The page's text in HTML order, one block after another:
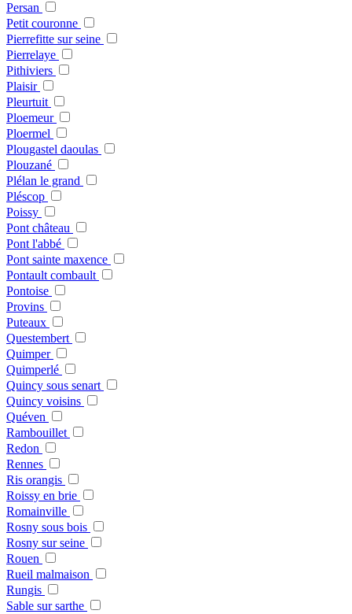
Persan
Petit couronne
Pierrefitte sur seine
Pierrelaye
Pithiviers
Plaisir
Pleurtuit
Ploemeur
Ploermel
Plougastel daoulas
Plouzané
Plélan le grand
Pléscop
Poissy
Pont château
Pont l'abbé
Pont sainte maxence
Pontault combault
Pontoise
Provins
Puteaux
Questembert
Quimper
Quimperlé
Quincy sous senart
Quincy voisins
Quéven
Rambouillet
Redon
Rennes
Ris orangis
Roissy en brie
Romainville
Rosny sous bois
Rosny sur seine
Rouen
Rueil malmaison
Rungis
Sable sur sarthe